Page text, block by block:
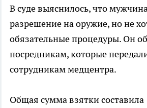
В суде выяснилось, что
разрешение на оружие, но не
обязательные процедуры. Он
посредникам, которые
сотрудникам медцентра.
Общая сумма взятки составила